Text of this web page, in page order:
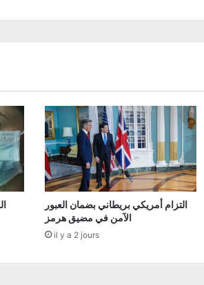
التزام أمريكي بريطاني بضمان العبور
الآمن في مضيق هرمز
il y a 2 jours